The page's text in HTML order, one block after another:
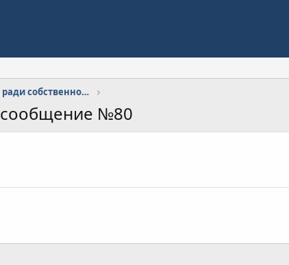
Физическая активность ради собственного здоровья.
сообщение №80